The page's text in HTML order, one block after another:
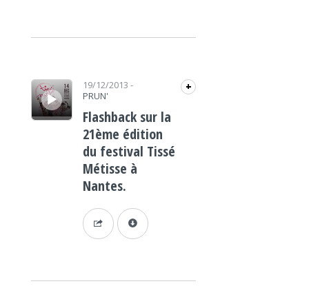
Lecteur audio 19/12/2013 -
PRUN'
+
Flashback sur la
21ème édition
du festival Tissé
Métisse à
Nantes.